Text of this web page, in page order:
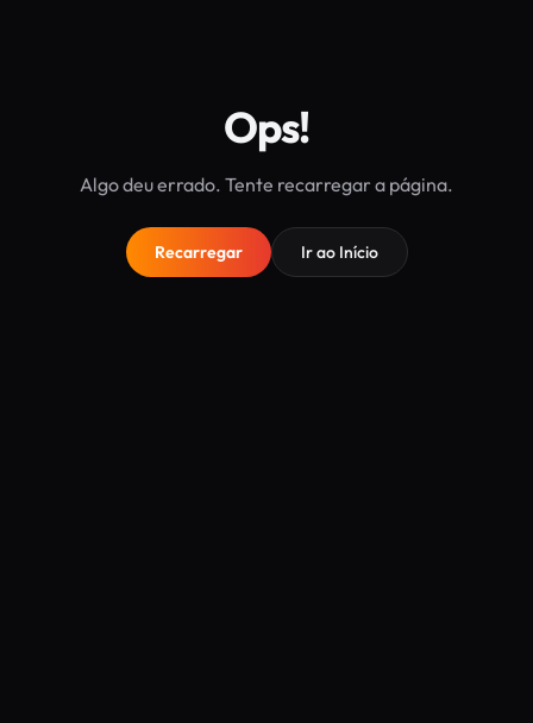
Ops!
Algo deu errado. Tente recarregar a página.
Recarregar Ir ao Início